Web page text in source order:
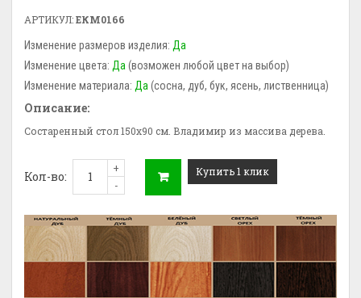
АРТИКУЛ:ЕКМ0166
Изменение размеров изделия: Да
Изменение цвета: Да (возможен любой цвет на выбор)
Изменение материала: Да (сосна, дуб, бук, ясень, лиственница)
Описание:
Состаренный стол 150x90 см. Владимир из массива дерева.
Кол-во:
+
-
Купить 1 клик